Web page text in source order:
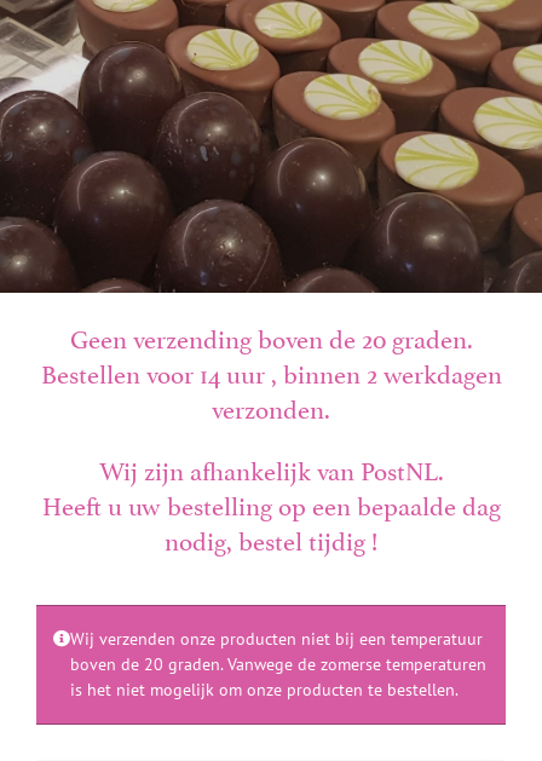
Mijn account
Geen verzending boven de 20 graden.
Bestellen voor 14 uur , binnen 2 werkdagen
verzonden.
Wij zijn afhankelijk van PostNL.
Heeft u uw bestelling op een bepaalde dag
nodig, bestel tijdig !
Wij verzenden onze producten niet bij een temperatuur
boven de 20 graden. Vanwege de zomerse temperaturen
is het niet mogelijk om onze producten te bestellen.